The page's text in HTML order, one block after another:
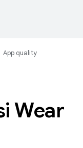
App quality
Wear